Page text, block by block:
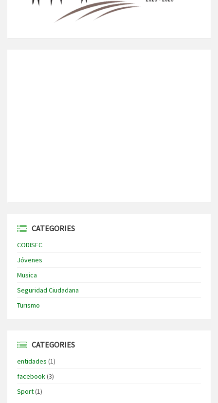
CATEGORIES
CODISEC
Jóvenes
Musica
Seguridad Ciudadana
Turismo
CATEGORIES
entidades (1)
facebook(3)
Sport(1)